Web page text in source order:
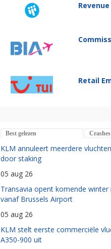
Retail
Best gelezen Crashes
KLM annuleert meerdere
door staking
05 aug 26
Transavia opent komende winter
vanaf Brussels Airport
05 aug 26
KLM stelt eerste commerciële
A350-900 uit